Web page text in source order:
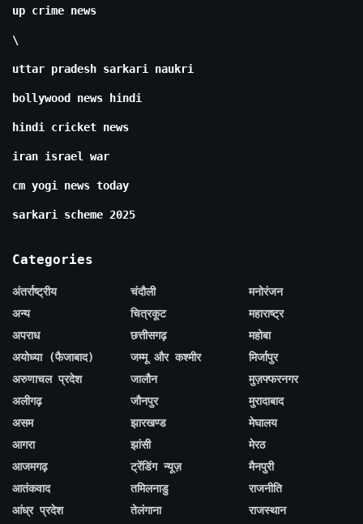
up crime news
\
uttar pradesh sarkari naukri
bollywood news hindi
hindi cricket news
iran israel war
cm yogi news today
sarkari scheme 2025
Categories
अंतर्राष्ट्रीय
अन्य
अपराध
अयोध्या (फैजाबाद)
अरुणाचल प्रदेश
अलीगढ़
असम
आगरा
आजमगढ़
आतंकवाद
आंध्र प्रदेश
चंदौली
चित्रकूट
छत्तीसगढ़
जम्मू और कश्मीर
जालौन
जौनपुर
झारखण्ड
झांसी
ट्रेंडिंग न्यूज़
तमिलनाडु
तेलंगाना
मनोरंजन
महाराष्ट्र
महोबा
मिर्जापुर
मुज़फ्फरनगर
मुरादाबाद
मेघालय
मेरठ
मैनपुरी
राजनीति
राजस्थान